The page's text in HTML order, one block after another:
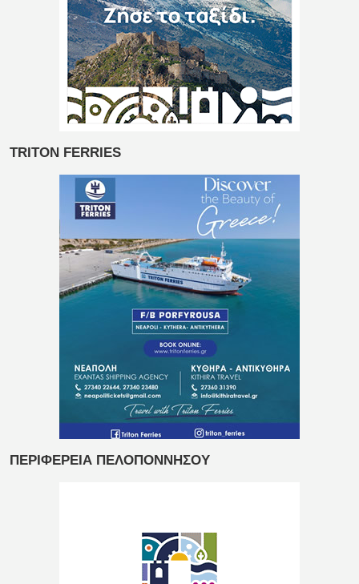
TRITON FERRIES
ΠΕΡΙΦΕΡΕΙΑ ΠΕΛΟΠΟΝΝΗΣΟΥ